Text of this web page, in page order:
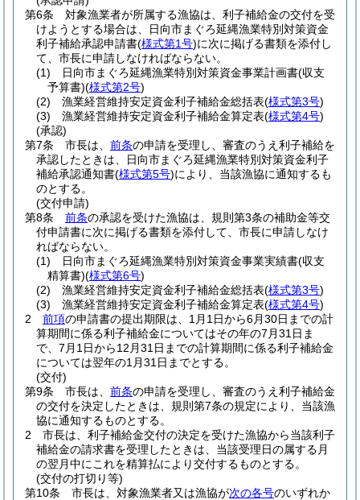
第6条
対象漁業者が所属する漁協は、利子補給金の交付を受
けようとする場合は、日向市まぐろ延縄漁業特別対策資金
利子補給承認申請書(様式第1号)に次に掲げる書類を添付し
て、市長に申請しなければならない。
(1)
日向市まぐろ延縄漁業特別対策資金事業計画書(収支
予算書)(様式第2号)
(2)
漁業経営維持安定資金利子補給金総括表(様式第3号)
(3)
漁業経営維持安定資金利子補給金算定表(様式第4号)
(承認)
第7条
市長は、 前条の申請を受理し、審査のうえ利子補給を
承認したときは、日向市まぐろ延縄漁業特別対策資金利子
補給承認通知書(様式第5号)により、当該漁協に通知するも
のとする。
(交付申請)
第8条
前条の承認を受けた漁協は、規則第3条の補助金等交
付申請書に次に掲げる書類を添付して、市長に申請しなけ
ればならない。
(1)
日向市まぐろ延縄漁業特別対策資金事業実績書(収支
精算書)(様式第6号)
(2)
漁業経営維持安定資金利子補給金総括表(様式第3号)
(3)
漁業経営維持安定資金利子補給金算定表(様式第4号)
2
前項の申請書の提出期限は、1月1日から6月30日までの計
算期間に係る利子補給金についてはその年の7月31日ま
で、7月1日から12月31日までの計算期間に係る利子補給金
については翌年の1月31日までとする。
(交付)
第9条
市長は、 前条の申請を受理し、審査のうえ利子補給金
の交付を決定したときは、規則第7条の規定により、当該漁
協に通知するものとする。
2
市長は、利子補給金交付の決定を受けた漁協から当該利子
補給金の請求書を受理したときは、当該受理日の属する月
の翌月中にこれを精算払により交付するものとする。
(交付の打切り等)
第10条
市長は、対象漁業者又は漁協が次の各号のいずれか